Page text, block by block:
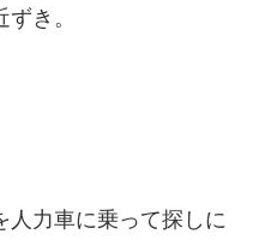
き。
人力車に乗って探しに